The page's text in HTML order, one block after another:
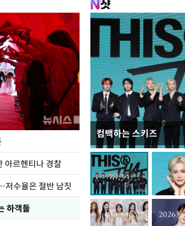
아르헨티나 경찰
수율은 절반 남짓
하객들
컴백하는 스키즈
지석천 뒤덮은 개구리